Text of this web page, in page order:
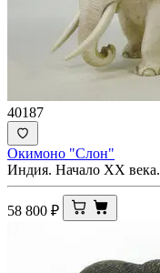
40187
Окимоно "Слон"
Индия. Начало ХХ века.
58 800 ₽